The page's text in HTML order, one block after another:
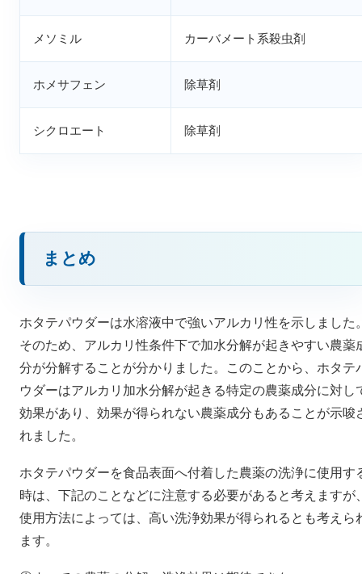
メソミル カーバメート系殺虫剤
ホメサフェン 除草剤
シクロエート 除草剤
まとめ
ホタテパウダーは水溶液中で強いアルカリ性を示しました
そのため、アルカリ性条件下で加水分解が起きやすい農薬
分が分解することが分かりました。このことから、ホタテ
ウダーはアルカリ加水分解が起きる特定の農薬成分に対し
効果があり、効果が得られない農薬成分もあることが示唆
れました。
ホタテパウダーを食品表面へ付着した農薬の洗浄に使用す
時は、下記のことなどに注意する必要があると考えますが
使用方法によっては、高い洗浄効果が得られるとも考えら
ます。